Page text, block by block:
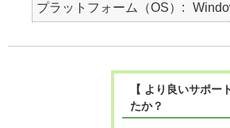
プラットフォーム（OS）
【 より良いサポ
たか？